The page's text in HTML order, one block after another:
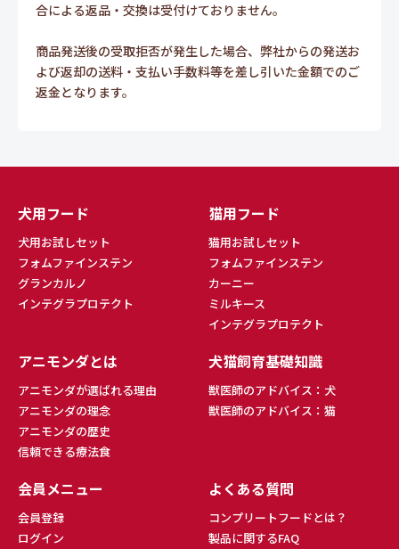
合による返品・交換は受付けておりません。
商品発送後の受取拒否が発生した場合、弊社からの発送お
よび返却の送料・支払い手数料等を差し引いた金額でのご
返金となります。
犬用フード
犬用お試しセット
フォムファインステン
グランカルノ
インテグラプロテクト
猫用フード
猫用お試しセット
フォムファインステン
カーニー
ミルキース
インテグラプロテクト
アニモンダとは
アニモンダが選ばれる理由
アニモンダの理念
アニモンダの歴史
信頼できる療法食
犬猫飼育基礎知識
獣医師のアドバイス：犬
獣医師のアドバイス：猫
会員メニュー
会員登録
ログイン
よくある質問
コンプリートフードとは？
製品に関するFAQ